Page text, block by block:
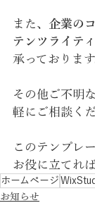
また、 企業の
テンツライテ
承っております
その他ご不明
軽にご相談くだ
このテンプレ
お役に立てれ
ホームページ
お知らせ